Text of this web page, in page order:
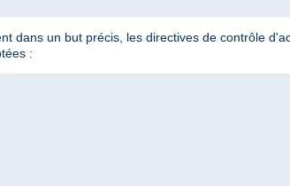
dans un but précis, les directives de contrôle
: